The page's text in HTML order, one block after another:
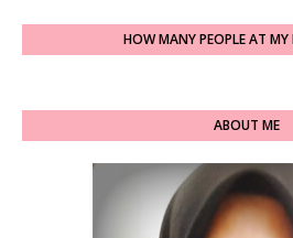
HOW MANY PEOPLE AT
ABOUT ME